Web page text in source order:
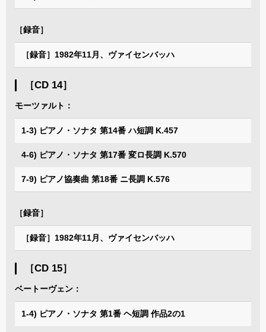
［録音］
［録音］1982年11月、ヴァイセンバッハ
［CD 14］
モーツァルト：
1-3) ピアノ・ソナタ 第14番 ハ短調 K.457
4-6) ピアノ・ソナタ 第17番 変ロ長調 K.570
7-9) ピアノ協奏曲 第18番 ニ長調 K.576
［録音］
［録音］1982年11月、ヴァイセンバッハ
［CD 15］
ベートーヴェン：
1-4) ピアノ・ソナタ 第1番 ヘ短調 作品2の1